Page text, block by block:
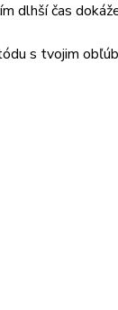
dlhší čas
s tvojim